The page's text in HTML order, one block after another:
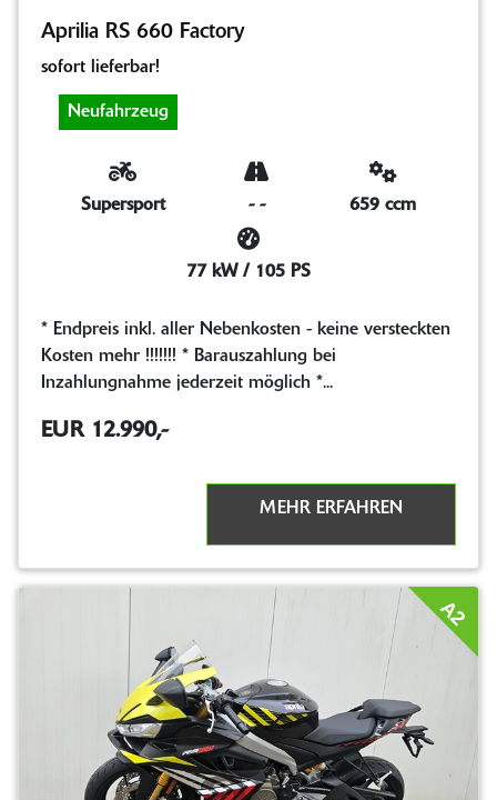
Aprilia RS 660 Factory
sofort lieferbar!
Neufahrzeug
Supersport - - 659 ccm
77 kW / 105 PS
* Endpreis inkl. aller Nebenkosten - keine versteckten
Kosten mehr !!!!!!! * Barauszahlung bei
Inzahlungnahme jederzeit möglich *...
EUR 12.990,-
MEHR ERFAHREN
A2